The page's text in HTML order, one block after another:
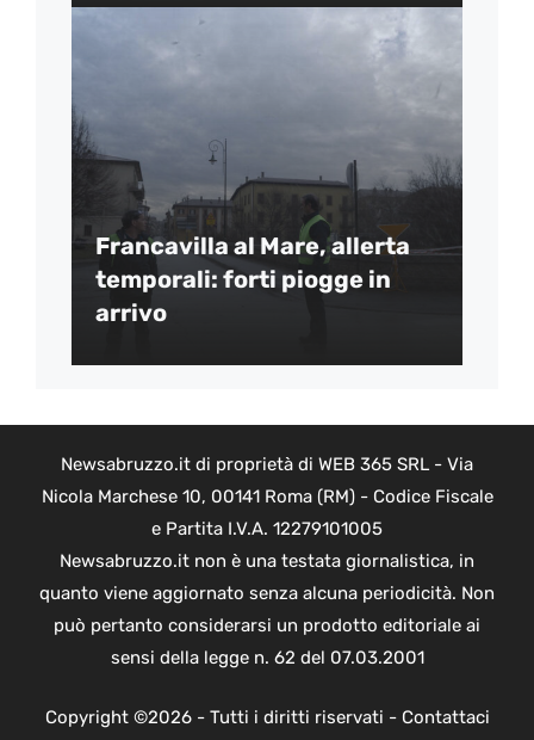
Francavilla al Mare, allerta
temporali: forti piogge in
arrivo
Newsabruzzo.it di proprietà di WEB 365 SRL - Via
Nicola Marchese 10, 00141 Roma (RM) - Codice Fiscale
e Partita I.V.A. 12279101005
Newsabruzzo.it non è una testata giornalistica, in
quanto viene aggiornato senza alcuna periodicità. Non
può pertanto considerarsi un prodotto editoriale ai
sensi della legge n. 62 del 07.03.2001
Copyright ©2026 - Tutti i diritti riservati - Contattaci